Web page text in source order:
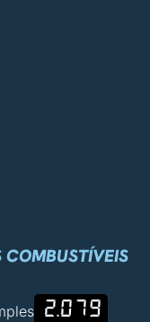
COMBUSTÍVEIS
2.079